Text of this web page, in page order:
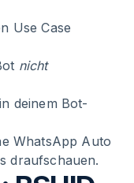
Use Case
nicht
deinem Bot-
WhatsApp Auto
draufschauen.